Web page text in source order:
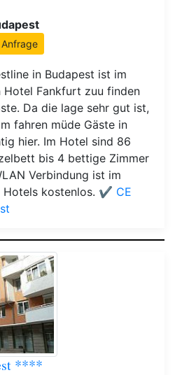
Anfrage
in Budapest ist im
Hotel Fankfurt zuu finden
Da die lage sehr gut ist,
fahren müde Gäste in
hier. Im Hotel sind 86
bis 4 bettige Zimmer
Verbindung ist im
kostenlos. ✔️ CE
****